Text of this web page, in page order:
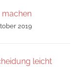
machen
2019
leicht